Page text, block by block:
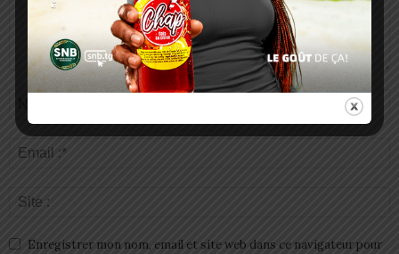
Enregistrer mon nom, email et site web dans ce navigateur pour